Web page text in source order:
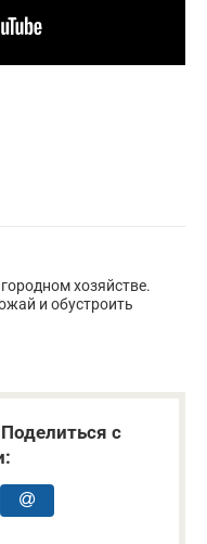
хозяйстве.
и обустроить
с